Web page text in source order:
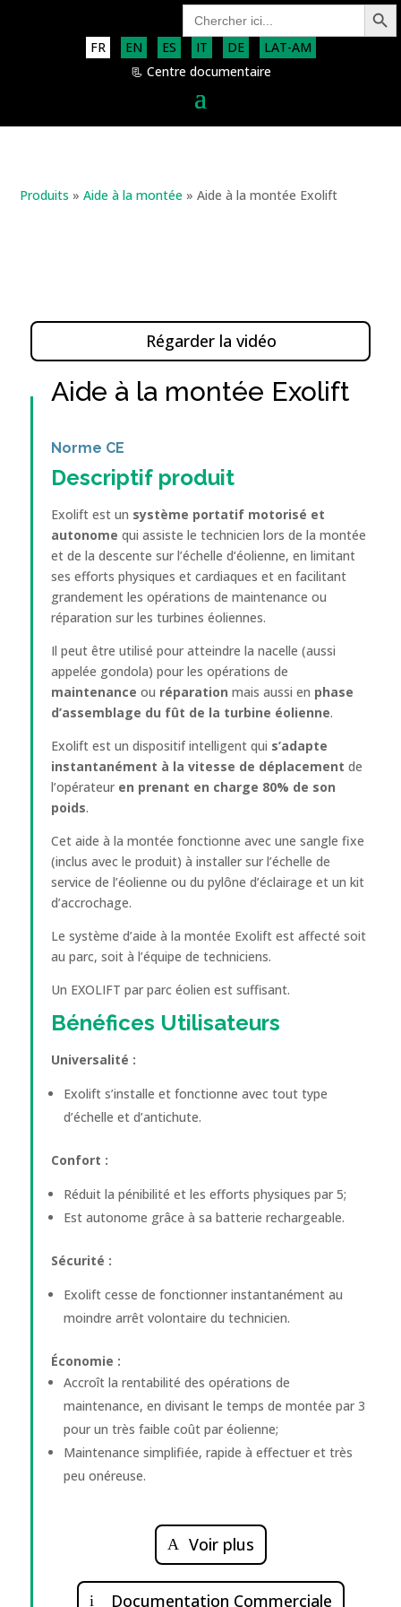
Search
for:
Search Button
FR EN ES IT DE
LAT-AM
📃 Centre documentaire
Produits »Aide à la montée »Aide à la montée Exolift
Régarder la vidéo
Aide à la montée Exolift
Norme CE
Descriptif produit
Exolift est un système portatif motorisé et
autonome qui assiste le technicien lors de la montée
et de la descente sur l’échelle d’éolienne, en limitant
ses efforts physiques et cardiaques et en facilitant
grandement les opérations de maintenance ou
réparation sur les turbines éoliennes.
Il peut être utilisé pour atteindre la nacelle (aussi
appelée gondola) pour les opérations de
maintenance ou réparation mais aussi en phase
d’assemblage du fût de la turbine éolienne.
Exolift est un dispositif intelligent qui s’adapte
instantanément à la vitesse de déplacement de
l’opérateur en prenant en charge 80% de son
poids.
Cet aide à la montée fonctionne avec une sangle fixe
(inclus avec le produit) à installer sur l’échelle de
service de l’éolienne ou du pylône d’éclairage et un kit
d’accrochage.
Le système d’aide à la montée Exolift est affecté soit
au parc, soit à l’équipe de techniciens.
Un EXOLIFT par parc éolien est suffisant.
Bénéfices Utilisateurs
Universalité :
Exolift s’installe et fonctionne avec tout type
d’échelle et d’antichute.
Confort :
Réduit la pénibilité et les efforts physiques par 5;
Est autonome grâce à sa batterie rechargeable.
Sécurité :
Exolift cesse de fonctionner instantanément au
moindre arrêt volontaire du technicien.
Économie :
Accroît la rentabilité des opérations de
maintenance, en divisant le temps de montée par 3
pour un très faible coût par éolienne;
Maintenance simplifiée, rapide à effectuer et très
peu onéreuse.
Voir plus
Documentation Commerciale